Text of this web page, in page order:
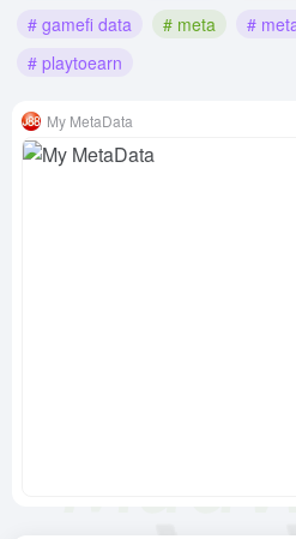
# gamefi data
# meta #
# playtoearn
My MetaData